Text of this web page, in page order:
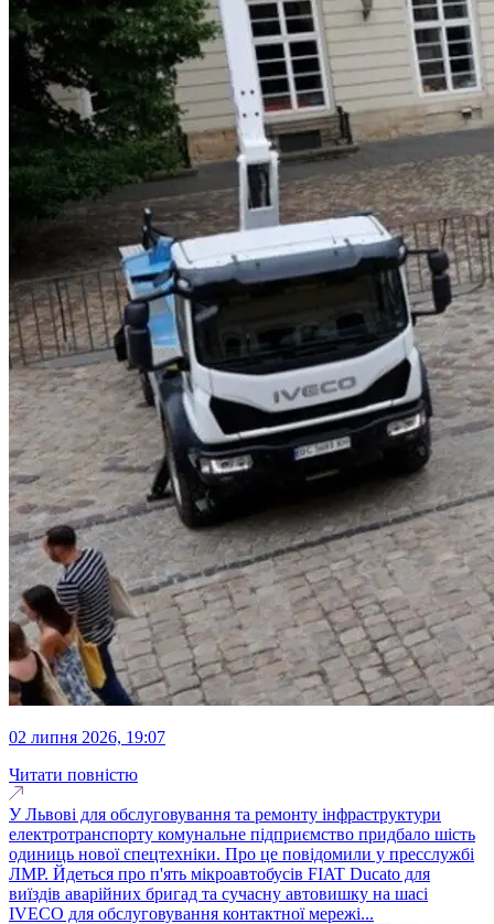
02 липня 2026, 19:07
Читати повністю
У Львові для обслуговування та ремонту інфраструктури
електротранспорту комунальне підприємство придбало шість
одиниць нової спецтехніки. Про це повідомили у пресслужбі
ЛМР. Йдеться про п'ять мікроавтобусів FIAT Ducato для
виїздів аварійних бригад та сучасну автовишку на шасі
IVECO для обслуговування контактної мережі...